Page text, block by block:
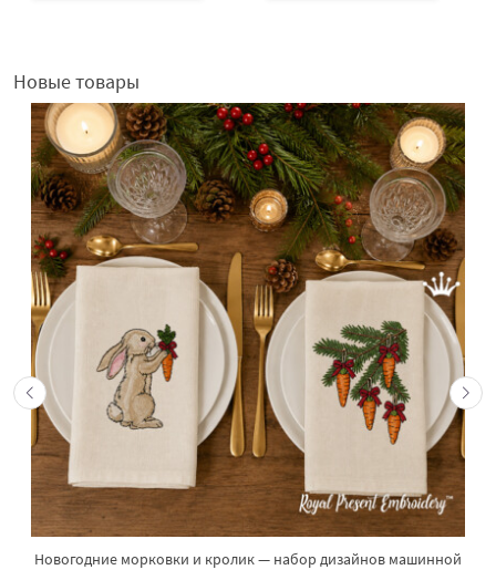
Новые товары
Новогодние морковки и кролик — набор дизайнов машинной